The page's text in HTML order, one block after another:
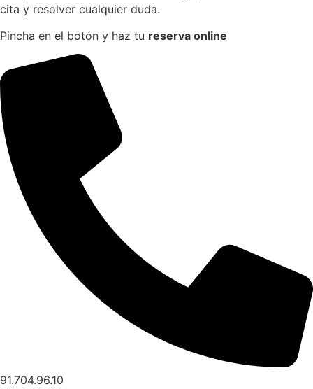
cita y resolver cualquier duda.
Pincha en el botón y haz tu reserva online
91.704.96.10